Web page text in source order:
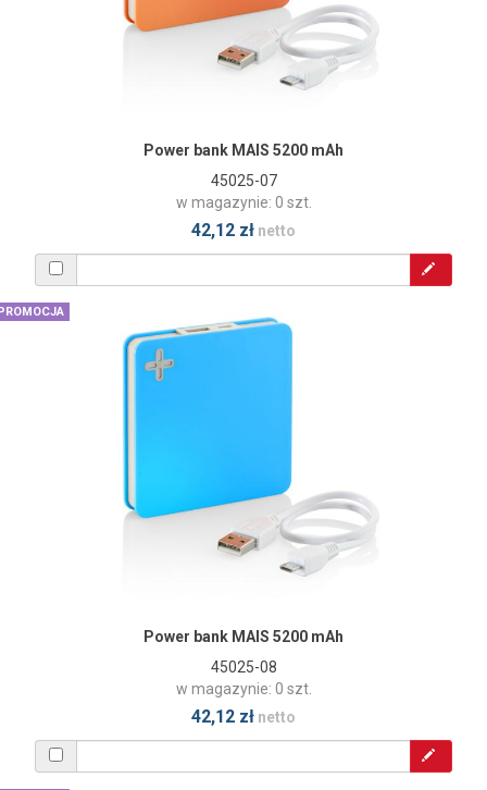
Power bank MAIS 5200 mAh
45025-07
w magazynie: 0 szt.
42,12 zł netto
Power bank MAIS 5200 mAh
45025-08
w magazynie: 0 szt.
42,12 zł netto